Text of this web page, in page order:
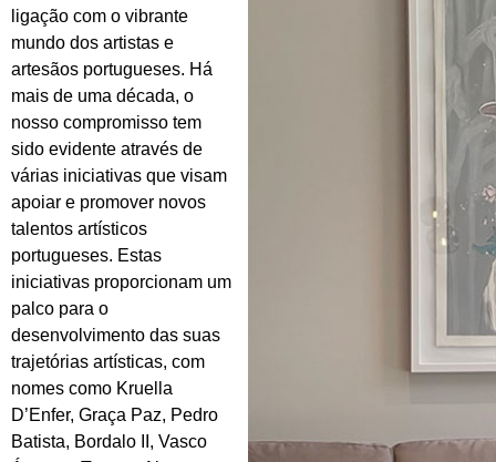
ligação com o vibrante
mundo dos artistas e
artesãos portugueses. Há
mais de uma década, o
nosso compromisso tem
sido evidente através de
várias iniciativas que visam
apoiar e promover novos
talentos artísticos
portugueses. Estas
iniciativas proporcionam um
palco para o
desenvolvimento das suas
trajetórias artísticas, com
nomes como Kruella
D’Enfer, Graça Paz, Pedro
Batista, Bordalo II, Vasco